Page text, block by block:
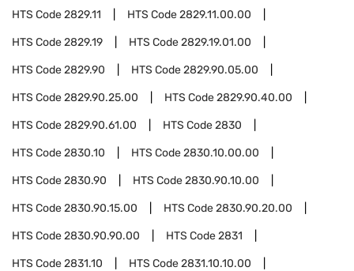
HTS Code2829.11 HTS Code2829.11.00.00
HTS Code2829.19 HTS Code2829.19.01.00
HTS Code2829.90 HTS Code2829.90.05.00
HTS Code2829.90.25.00 HTS Code2829.90.40.00
HTS Code2829.90.61.00 HTS Code2830
HTS Code2830.10 HTS Code2830.10.00.00
HTS Code2830.90 HTS Code2830.90.10.00
HTS Code2830.90.15.00 HTS Code2830.90.20.00
HTS Code2830.90.90.00 HTS Code2831
HTS Code2831.10 HTS Code2831.10.10.00